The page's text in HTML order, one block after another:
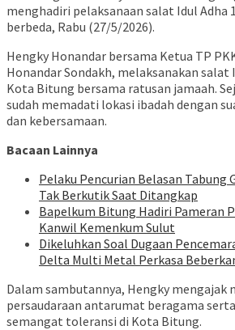
menghadiri pelaksanaan salat Idul Adha
berbeda, Rabu (27/5/2026).
Hengky Honandar bersama Ketua TP
Honandar Sondakh, melaksanakan salat
Kota Bitung bersama ratusan jamaah.
sudah memadati lokasi ibadah dengan
dan kebersamaan.
Bacaan Lainnya
Pelaku Pencurian Belasan Tabung
Tak Berkutik Saat Ditangkap
‎Bapelkum Bitung Hadiri Pameran
Kanwil Kemenkum Sulut
Dikeluhkan Soal Dugaan
Delta Multi Metal Perkasa
Dalam sambutannya, Hengky mengajak
persaudaraan antarumat beragama
semangat toleransi di Kota Bitung.